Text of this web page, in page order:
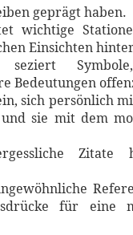
geprägt haben.
wichtige
Einsichten
Bedeutungen
sich persönlich
und sie mit dem
Zitate
für eine